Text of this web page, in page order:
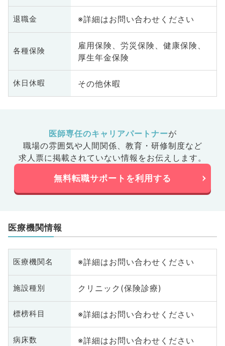
退職金 ※詳細はお問い合わせください
各種保険
雇用保険、労災保険、健康保険、
厚生年金保険
休日休暇 その他休暇
医師専任のキャリアパートナーが
職場の雰囲気や人間関係、 教育・研修制度など
求人票に掲載されていない情報をお伝えします。
無料転職サポートを利用する
医療機関情報
医療機関名 ※詳細はお問い合わせください
施設種別 クリニック(保険診療)
標榜科目 ※詳細はお問い合わせください
病床数 ※詳細はお問い合わせください